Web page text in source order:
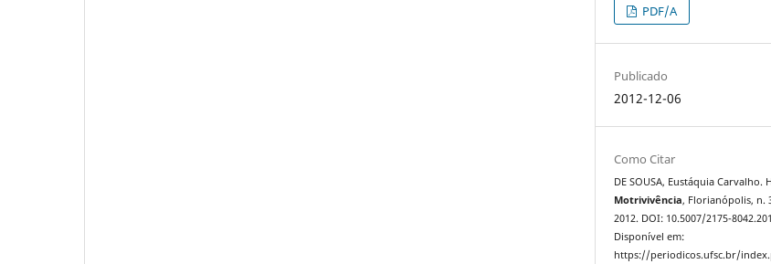
PDF/A
Publicado
2012-12-06
Como Citar
DE SOUSA, Eustáquia Carvalho.
Motrivivência, Florianópolis, n.
2012. DOI: 10.5007/2175-
Disponível em:
https://periodicos.ufsc.br/